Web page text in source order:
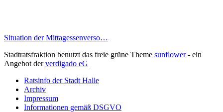
Situation der Mittagessenverso…
Stadtratsfraktion benutzt das freie grüne Theme sunflower‐ ein
Angebot derverdigado eG
Ratsinfo der Stadt Halle
Archiv
Impressum
Informationen gemäß DSGVO